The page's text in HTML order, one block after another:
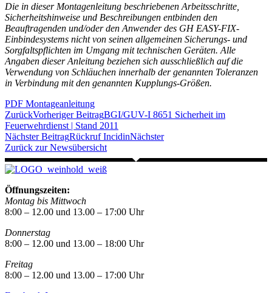
Die in dieser Montagenleitung beschriebenen Arbeitsschritte,
Sicherheitshinweise und Beschreibungen entbinden den
Beauftragenden und/oder den Anwender des GH EASY-FIX-
Einbindesystems nicht von seinen allgemeinen Sicherungs- und
Sorgfaltspflichten im Umgang mit technischen Geräten. Alle
Angaben dieser Anleitung beziehen sich ausschließlich auf die
Verwendung von Schläuchen innerhalb der genannten Toleranzen
in Verbindung mit den genannten Kupplungs-Größen.
PDF Montageanleitung
ZurückVorheriger BeitragBGI/GUV-I 8651 Sicherheit im
Feuerwehrdienst | Stand 2011
Nächster BeitragRückruf IncidinNächster
Zurück zur Newsübersicht
Öffnungszeiten:
Montag bis Mittwoch
8:00 – 12.00 und 13.00 – 17:00 Uhr
Donnerstag
8:00 – 12.00 und 13.00 – 18:00 Uhr
Freitag
8:00 – 12.00 und 13.00 – 17:00 Uhr